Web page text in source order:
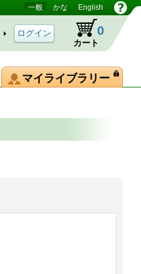
一般 かな English
カート
0
マイライブラリー